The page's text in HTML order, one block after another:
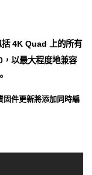
4K Quad 上的所有
，以最大程度地兼容
固件更新將添加同時編